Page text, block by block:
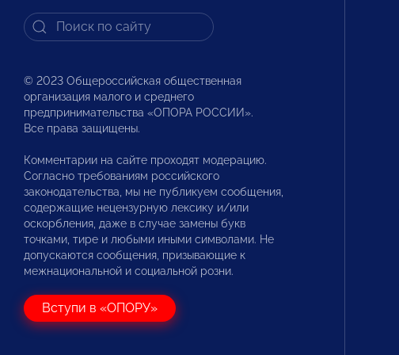
© 2023 Общероссийская общественная
организация малого и среднего
предпринимательства «ОПОРА РОССИИ».
Все права защищены.
Комментарии на сайте проходят модерацию.
Согласно требованиям российского
законодательства, мы не публикуем сообщения,
содержащие нецензурную лексику и/или
оскорбления, даже в случае замены букв
точками, тире и любыми иными символами. Не
допускаются сообщения, призывающие к
межнациональной и социальной розни.
Вступи в «ОПОРУ»